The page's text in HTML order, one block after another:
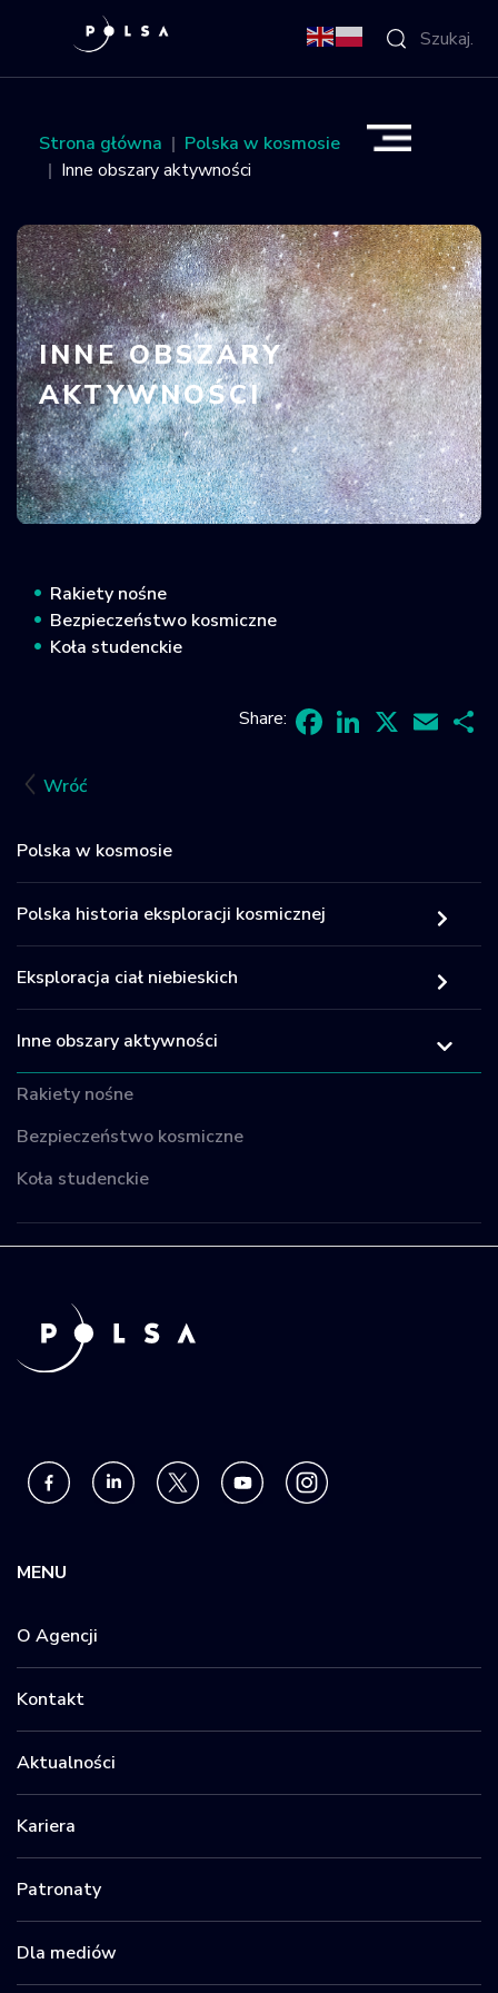
O Agencji
Misja IGNIS
NSIS
Sektor
Polska w
kosmosie
Krajowy Rejestr
Kosmicznych
Wróć
Polska w kosmosie
Polska historia eksploracji kosmicznej
Eksploracja ciał niebieskich
Inne obszary aktywności
Rakiety nośne
Bezpieczeństwo kosmiczne
Koła studenckie
Strona główna
Polska w kosmosie
Inne obszary aktywności
INNE OBSZARY
AKTYWNOŚCI
Rakiety nośne
Bezpieczeństwo kosmiczne
Koła studenckie
Share:
MENU
O Agencji
Kontakt
Aktualności
Kariera
Patronaty
Dla mediów